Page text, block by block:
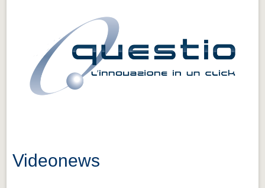
Videonews